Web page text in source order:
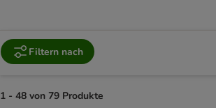
Filtern nach
1 - 48 von 79 Produkte